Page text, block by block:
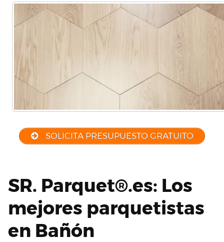
SOLICITA PRESUPUESTO GRATUITO
SR. Parquet®.es: Los
mejores parquetistas
en Bañón